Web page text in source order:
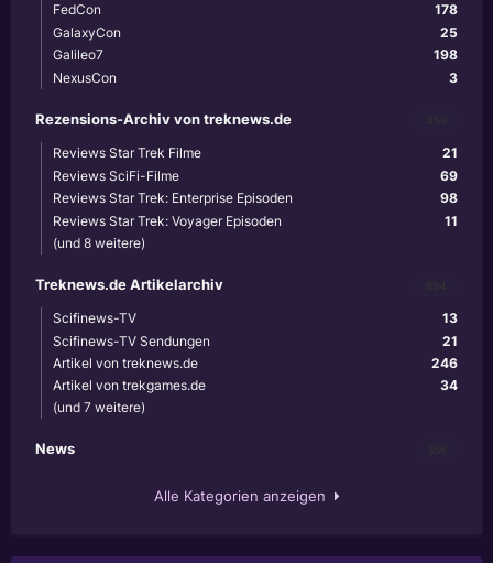
178
FedCon
25
GalaxyCon
198
Galileo7
3
NexusCon
Rezensions-Archiv von treknews.de
21
Reviews Star Trek Filme
69
Reviews SciFi-Filme
98
Reviews Star Trek: Enterprise Episoden
11
Reviews Star Trek: Voyager Episoden
(und 8 weitere)
Treknews.de Artikelarchiv
13
Scifinews-TV
21
Scifinews-TV Sendungen
246
Artikel von treknews.de
34
Artikel von trekgames.de
(und 7 weitere)
News
Alle Kategorien anzeigen